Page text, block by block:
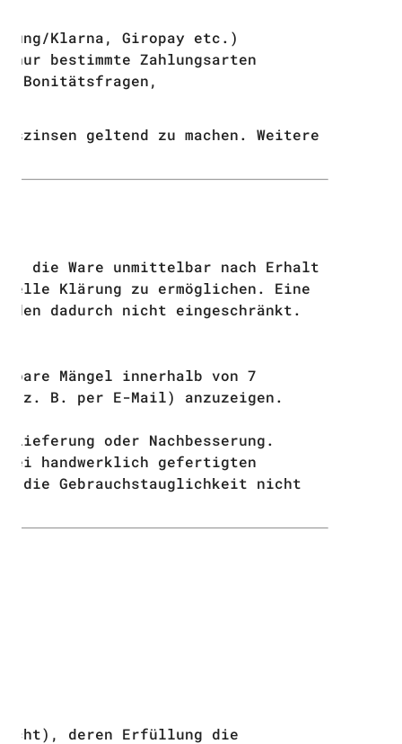
Klarna, Giropay etc.)
bestimmte Zahlungsarten
Bonitätsfragen,
geltend zu machen. Weitere
die Ware unmittelbar nach Erhalt
Klärung zu ermöglichen. Eine
dadurch nicht eingeschränkt.
Mängel innerhalb von 7
(z. B. per E-Mail) anzuzeigen.
oder Nachbesserung.
bei handwerklich gefertigten
die Gebrauchstauglichkeit nicht
deren Erfüllung die